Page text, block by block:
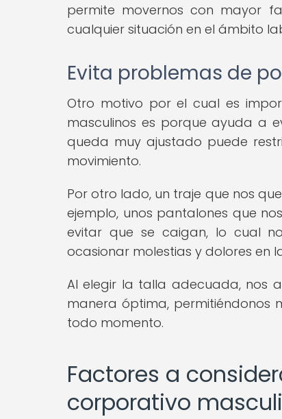
permite movernos con mayor
cualquier situación en el ámbito
Evita problemas de
Otro motivo por el cual es
masculinos es porque ayuda a
queda muy ajustado puede
movimiento.
Por otro lado, un traje que nos
ejemplo, unos pantalones que
evitar que se caigan, lo cual
ocasionar molestias y dolores en
Al elegir la talla adecuada, nos
manera óptima,
todo momento.
Factores a
corporativo